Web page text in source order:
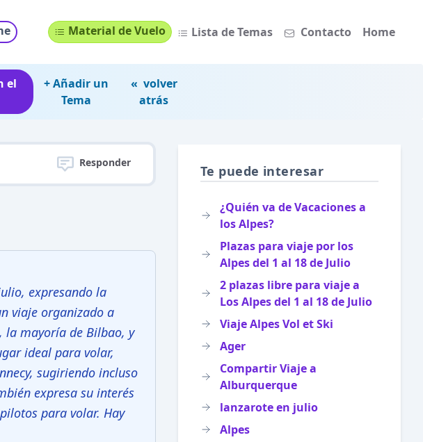
Material de Vuelo Lista de Temas Contacto Home
el
+ Añadir un
Tema
« volver
atrás
Responder
expresando la
viaje organizado a
la mayoría de Bilbao, y
ideal para volar,
sugiriendo incluso
expresa su interés
para volar. Hay
Te puede interesar
¿Quién va de Vacaciones a
los Alpes?
Plazas para viaje por los
Alpes del 1 al 18 de Julio
2 plazas libre para viaje a
Los Alpes del 1 al 18 de Julio
Viaje Alpes Vol et Ski
Ager
Compartir Viaje a
Alburquerque
lanzarote en julio
Alpes